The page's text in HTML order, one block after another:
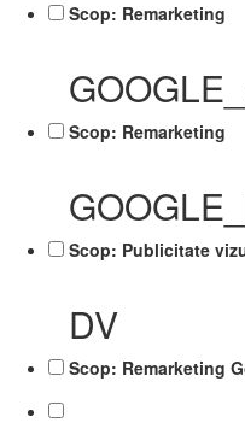
Scop: Remarketing
Scop: Remarketing
Scop: Publicitate
DV
Scop: Remarketing